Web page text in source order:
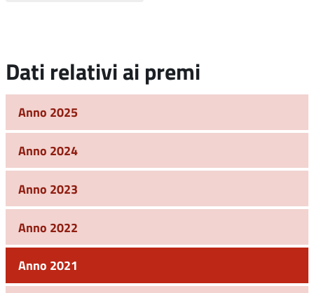
Dati relativi ai premi
Anno 2025
Anno 2024
Anno 2023
Anno 2022
Anno 2021